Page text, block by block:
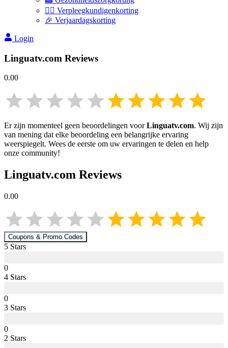
👩‍⚕️ Verpleegkundigenkorting
🎉 Verjaardagskorting
Login
Linguatv.com Reviews
0.00
Er zijn momenteel geen beoordelingen voorLinguatv.com. Wij zijn
van mening dat elke beoordeling een belangrijke ervaring
weerspiegelt. Wees de eerste om uw ervaringen te delen en help
onze community!
Linguatv.com Reviews
0.00
Coupons & Promo Codes
5 Stars
0
4 Stars
0
3 Stars
0
2 Stars